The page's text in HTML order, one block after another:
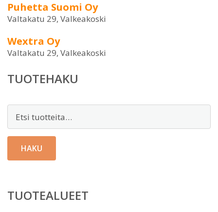
Puhetta Suomi Oy
Valtakatu 29, Valkeakoski
Wextra Oy
Valtakatu 29, Valkeakoski
TUOTEHAKU
HAKU
TUOTEALUEET